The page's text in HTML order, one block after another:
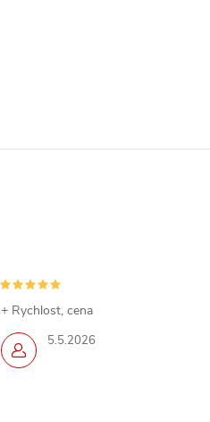
5.5.2026
+ Rychlost, cena